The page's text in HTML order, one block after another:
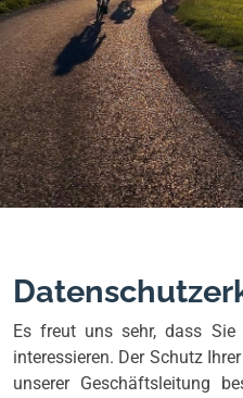
Es freut uns sehr, dass
interessieren. Der Schutz
unserer Geschäftsleitung